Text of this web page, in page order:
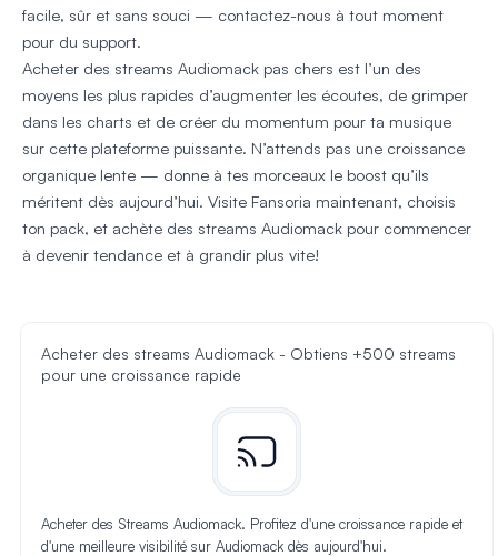
facile, sûr et sans souci — contactez-nous à tout moment
pour du support.
Acheter des streams Audiomack pas chers est l’un des
moyens les plus rapides d’augmenter les écoutes, de grimper
dans les charts et de créer du momentum pour ta musique
sur cette plateforme puissante. N’attends pas une croissance
organique lente — donne à tes morceaux le boost qu’ils
méritent dès aujourd’hui. Visite Fansoria maintenant, choisis
ton pack, et achète des streams Audiomack pour commencer
à devenir tendance et à grandir plus vite!
Acheter des streams Audiomack - Obtiens +500 streams
pour une croissance rapide
Acheter des Streams Audiomack. Profitez d'une croissance rapide et
d'une meilleure visibilité sur Audiomack dès aujourd'hui.